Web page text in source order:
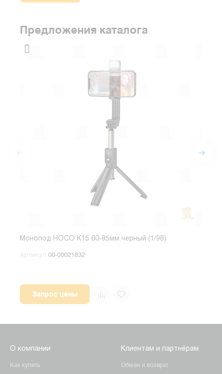
Предложения каталога
Монопод HOCO K15 60-85мм черный (1/98)
Артикул 00-00021832
Запрос цены
О компании
Как купить
Клиентам и партнёрам
Обмен и возврат